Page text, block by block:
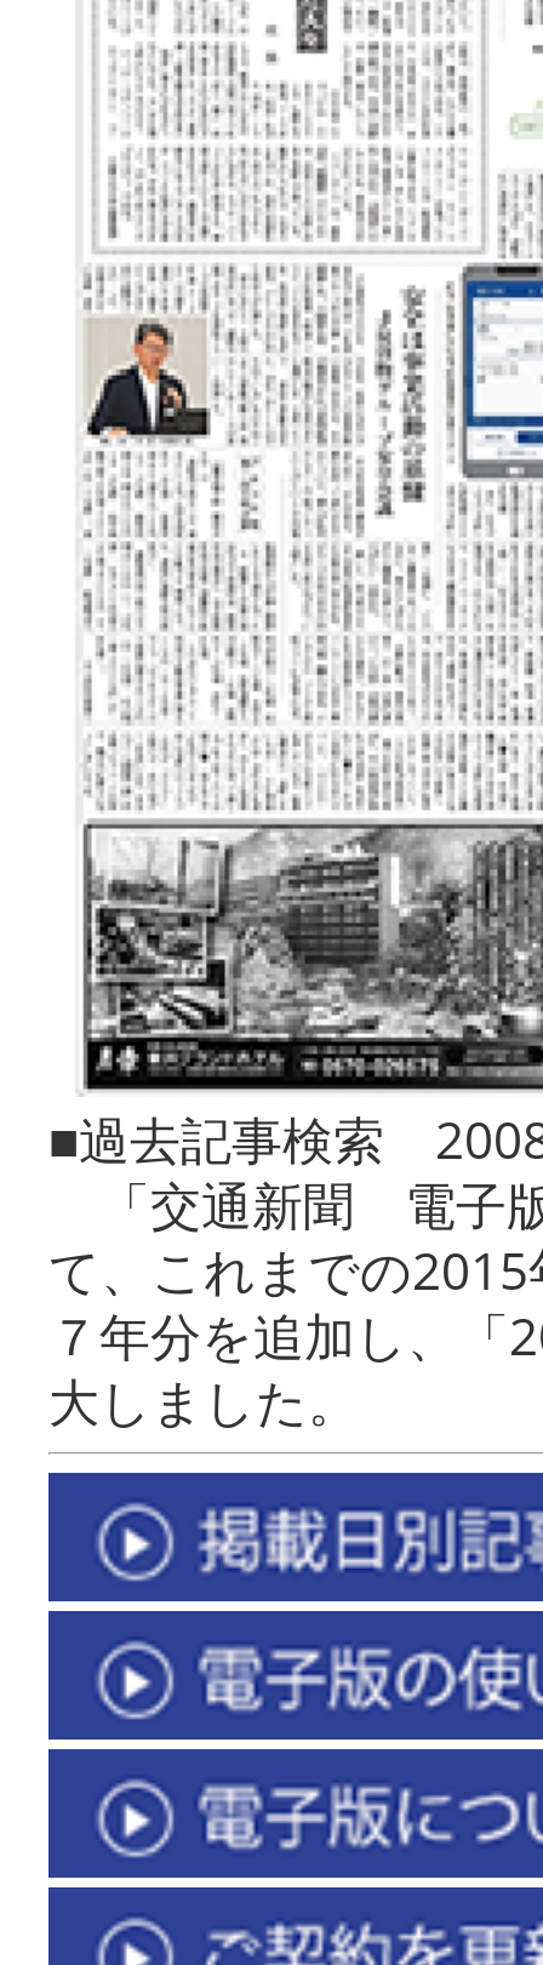
■過去記事検索
「交通新聞 電子
て、これまでの
７年分を追加し、「
大しまし